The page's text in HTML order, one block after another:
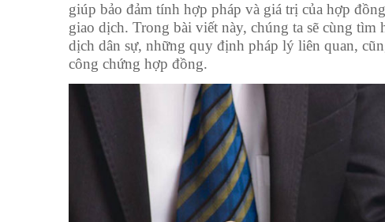
giúp bảo đảm tính hợp pháp và giá trị của hợp
giao dịch. Trong bài viết này, chúng ta sẽ cùng
dịch dân sự, những quy định pháp lý liên quan,
công chứng hợp đồng.